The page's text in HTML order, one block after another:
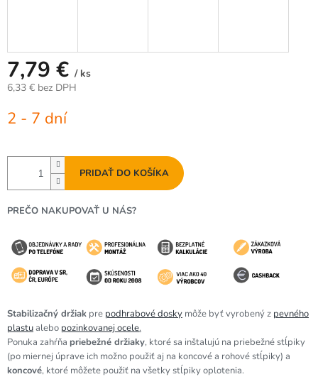
7,79 € / ks
6,33 € bez DPH
cena:
2 - 7 dní
PRIDAŤ DO KOŠÍKA
PREČO NAKUPOVAŤ U NÁS?
Stabilizačný držiak pre podhrabové dosky môže byť vyrobený z pevného
plastualebo pozinkovanej ocele.
Ponuka zahŕňa priebežné držiaky, ktoré sa inštalujú na priebežné stĺpiky
(po miernej úprave ich možno použiť aj na koncové a rohové stĺpiky) a
koncové, ktoré môžete použiť na všetky stĺpiky oplotenia.